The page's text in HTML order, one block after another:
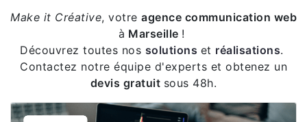
Make it Créative, votre agence communication web
à Marseille !
Découvrez toutes nos solutions et réalisations.
Contactez notre équipe d'experts et obtenez un
devis gratuit sous 48h.